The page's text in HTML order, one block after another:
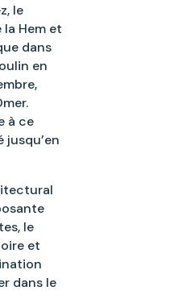
le
Hem et
dans
en
à ce
le
et
dans le